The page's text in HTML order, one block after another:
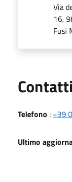
Via
16,
Fusi
Contatti
Telefono : +39
Ultimo